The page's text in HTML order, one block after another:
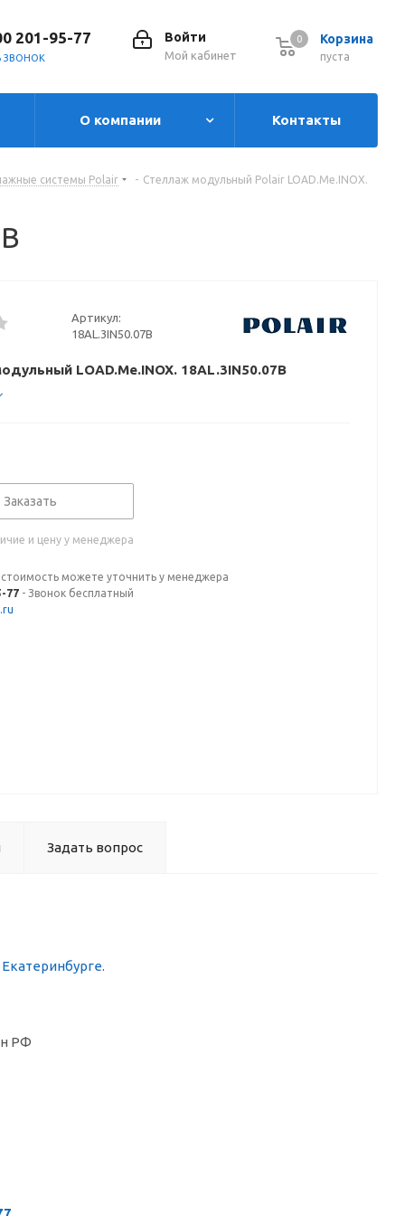
Корзина
0
пуста
0
Войти
Мой кабинет
201-95-77
ЗВОНОК
О компании Контакты
системы Polair - Стеллаж модульный Polair LOAD.Me.INOX.
Артикул:
18AL.3IN50.07B
LOAD.Me.INOX. 18AL.3IN50.07B
Заказать
и цену у менеджера
можете уточнить у менеджера
77 - Звонок бесплатный
Задать вопрос
.
РФ